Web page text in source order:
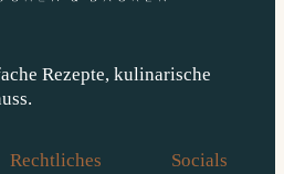
Rezepte, kulinarische
Rechtliches Socials